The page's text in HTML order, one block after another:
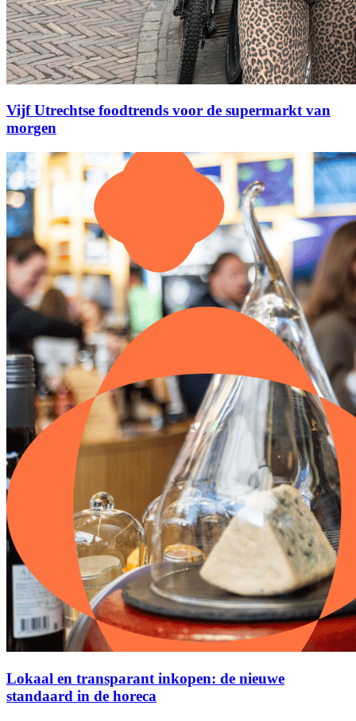
Vijf Utrechtse foodtrends voor de supermarkt van
morgen
Lokaal en transparant inkopen: de nieuwe
standaard in de horeca